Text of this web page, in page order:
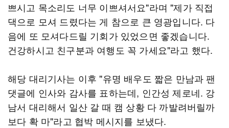
쁘시고 목소리도 너무 이쁘셔서요"라며 "제가 직접
댁으로 모셔 드렸다는 게 참으로 큰 영광입니다. 다
음에 또 모셔다드릴 기회가 있었으면 좋겠습니다.
건강하시고 친구분과 여행도 꼭 가세요"라고 했다.
해당 대리기사는 이후 "유명 배우도 짧은 만남과 팬
댓글에 인사와 감사를 표하는데, 인간성 제로네. 강
남서 대리해서 일산 갈 때 캠 상황 다 까발려버릴까
보다 확 마"라고 협박 메시지를 보냈다.